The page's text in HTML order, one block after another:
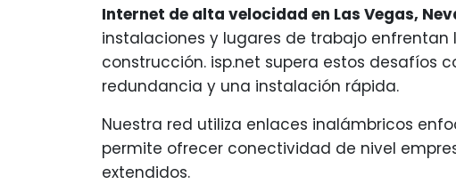
Internet de alta velocidad en Las Vegas,
instalaciones y lugares de trabajo
construcción. isp.net supera estos desafíos
redundancia y una instalación rápida.
Nuestra red utiliza enlaces inalámbricos
permite ofrecer conectividad de nivel
extendidos.